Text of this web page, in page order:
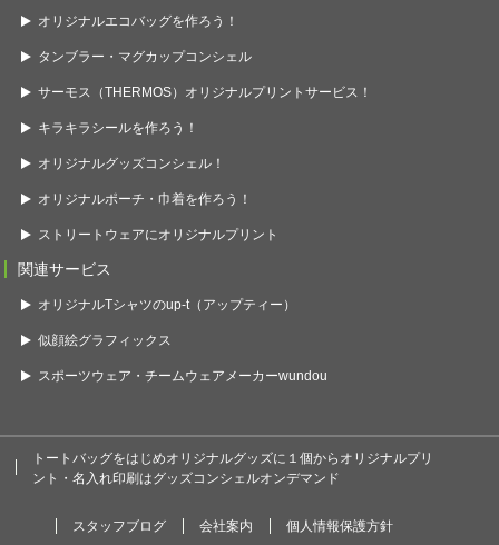
オリジナルエコバッグを作ろう！
タンブラー・マグカップコンシェル
サーモス（THERMOS）オリジナルプリントサービス！
キラキラシールを作ろう！
オリジナルグッズコンシェル！
オリジナルポーチ・巾着を作ろう！
ストリートウェアにオリジナルプリント
関連サービス
オリジナルTシャツのup-t（アップティー）
似顔絵グラフィックス
スポーツウェア・チームウェアメーカーwundou
トートバッグをはじめオリジナルグッズに１個からオリジナルプリ
ント・名入れ印刷はグッズコンシェルオンデマンド
スタッフブログ 会社案内 個人情報保護方針